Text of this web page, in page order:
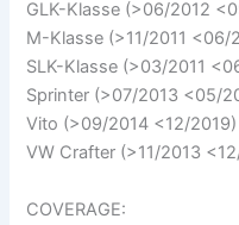
GLK-Klasse (>06/2012
M-Klasse (>11/2011 <06/
SLK-Klasse (>03/2011
Sprinter (>07/2013 <05/
Vito (>09/2014 <12/2019)
VW Crafter (>11/2013
COVERAGE: